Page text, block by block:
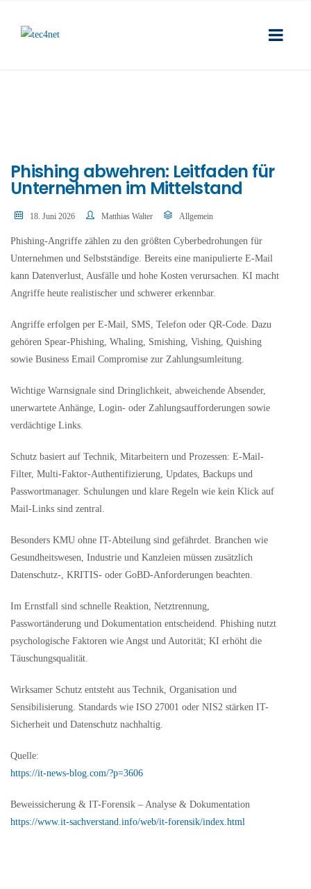
Phishing abwehren: Leitfaden für
Unternehmen im Mittelstand
18. Juni 2026 Matthias Walter Allgemein
Phishing-Angriffe zählen zu den größten Cyberbedrohungen für
Unternehmen und Selbstständige. Bereits eine manipulierte E-Mail
kann Datenverlust, Ausfälle und hohe Kosten verursachen. KI macht
Angriffe heute realistischer und schwerer erkennbar.
Angriffe erfolgen per E-Mail, SMS, Telefon oder QR-Code. Dazu
gehören Spear-Phishing, Whaling, Smishing, Vishing, Quishing
sowie Business Email Compromise zur Zahlungsumleitung.
Wichtige Warnsignale sind Dringlichkeit, abweichende Absender,
unerwartete Anhänge, Login- oder Zahlungsaufforderungen sowie
verdächtige Links.
Schutz basiert auf Technik, Mitarbeitern und Prozessen: E-Mail-
Filter, Multi-Faktor-Authentifizierung, Updates, Backups und
Passwortmanager. Schulungen und klare Regeln wie kein Klick auf
Mail-Links sind zentral.
Besonders KMU ohne IT-Abteilung sind gefährdet. Branchen wie
Gesundheitswesen, Industrie und Kanzleien müssen zusätzlich
Datenschutz-, KRITIS- oder GoBD-Anforderungen beachten.
Im Ernstfall sind schnelle Reaktion, Netztrennung,
Passwortänderung und Dokumentation entscheidend. Phishing nutzt
psychologische Faktoren wie Angst und Autorität; KI erhöht die
Täuschungsqualität.
Wirksamer Schutz entsteht aus Technik, Organisation und
Sensibilisierung. Standards wie ISO 27001 oder NIS2 stärken IT-
Sicherheit und Datenschutz nachhaltig.
Quelle:
https://it-news-blog.com/?p=3606
Beweissicherung & IT-Forensik – Analyse & Dokumentation
https://www.it-sachverstand.info/web/it-forensik/index.html